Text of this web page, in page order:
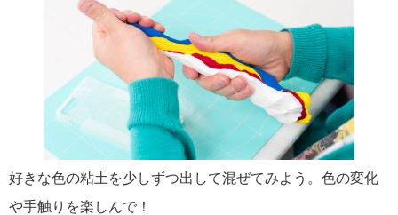
好きな色の粘土を少しずつ出して混ぜてみよう。色の変化
や手触りを楽しんで！